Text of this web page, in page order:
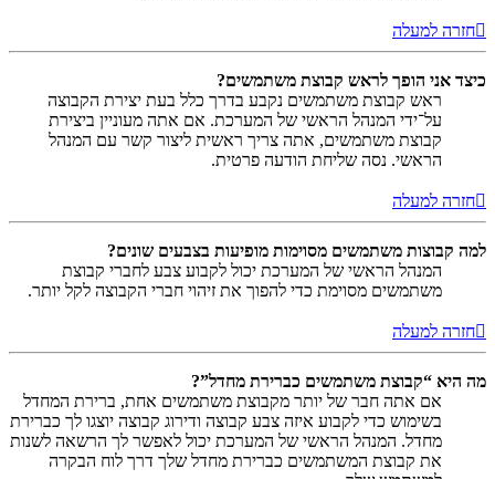
חזרה למעלה
כיצד אני הופך לראש קבוצת משתמשים?
ראש קבוצת משתמשים נקבע בדרך כלל בעת יצירת הקבוצה
על־ידי המנהל הראשי של המערכת. אם אתה מעוניין ביצירת
קבוצת משתמשים, אתה צריך ראשית ליצור קשר עם המנהל
הראשי. נסה שליחת הודעה פרטית.
חזרה למעלה
למה קבוצות משתמשים מסוימות מופיעות בצבעים שונים?
המנהל הראשי של המערכת יכול לקבוע צבע לחברי קבוצת
משתמשים מסוימת כדי להפוך את זיהוי חברי הקבוצה לקל יותר.
חזרה למעלה
מה היא “קבוצת משתמשים כברירת מחדל”?
אם אתה חבר של יותר מקבוצת משתמשים אחת, ברירת המחדל
בשימוש כדי לקבוע איזה צבע קבוצה ודירוג קבוצה יוצגו לך כברירת
מחדל. המנהל הראשי של המערכת יכול לאפשר לך הרשאה לשנות
את קבוצת המשתמשים כברירת מחדל שלך דרך לוח הבקרה